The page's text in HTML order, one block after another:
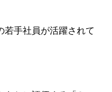
若手社員が活躍されて